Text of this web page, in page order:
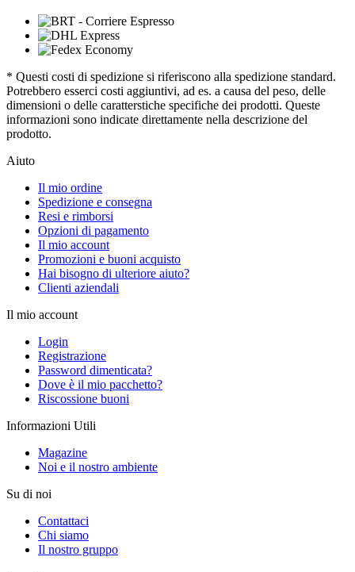
* Questi costi di spedizione si riferiscono alla spedizione standard.
Potrebbero esserci costi aggiuntivi, ad es. a causa del peso, delle
dimensioni o delle caratterstiche specifiche dei prodotti. Queste
informazioni sono indicate direttamente nella descrizione del
prodotto.
Aiuto
Il mio ordine
Spedizione e consegna
Resi e rimborsi
Opzioni di pagamento
Il mio account
Promozioni e buoni acquisto
Hai bisogno di ulteriore aiuto?
Clienti aziendali
Il mio account
Login
Registrazione
Password dimenticata?
Dove è il mio pacchetto?
Riscossione buoni
Informazioni Utili
Magazine
Noi e il nostro ambiente
Su di noi
Contattaci
Chi siamo
Il nostro gruppo